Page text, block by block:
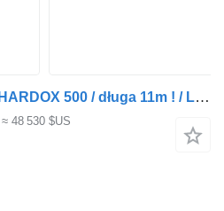
Janmil 55m³ do złomu / HARDOX 500 / długa 11m ! / LONG
≈ 48 530 $US